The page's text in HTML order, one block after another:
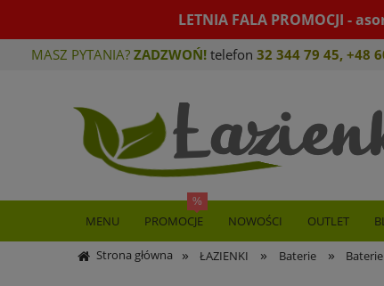
LETNIA FALA PROMOCJI -
MASZ PYTANIA? ZADZWOŃ! telefon 32 344 79 45, +48
MENU PROMOCJE NOWOŚCI OUTLET
Strona główna » ŁAZIENKI » Baterie »